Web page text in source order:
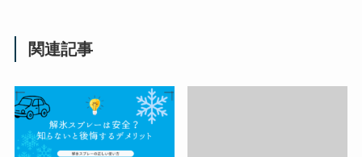
関連記事